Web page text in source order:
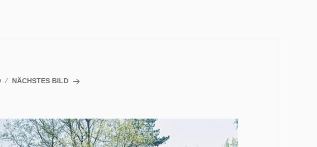
NÄCHSTES BILD